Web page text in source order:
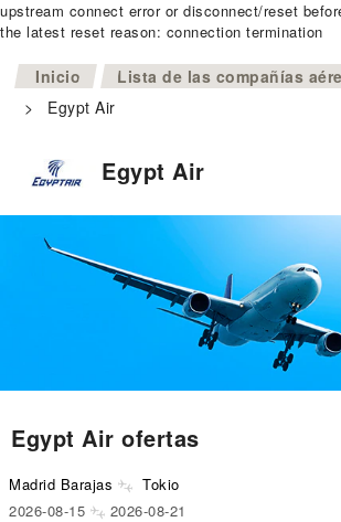
upstream connect error or disconnect/reset
the latest reset reason: connection termination
Inicio
Lista de las compañías
>
Egypt Air
Egypt Air
Egypt Air ofertas
Madrid Barajas Tokio
2026-08-15 2026-08-21